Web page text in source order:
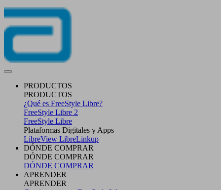
PRODUCTOS
PRODUCTOS
¿Qué es FreeStyle Libre?
FreeStyle Libre 2
FreeStyle Libre
Plataformas Digitales y Apps
LibreView LibreLinkup
DÓNDE COMPRAR
DÓNDE COMPRAR
DÓNDE COMPRAR
APRENDER
APRENDER